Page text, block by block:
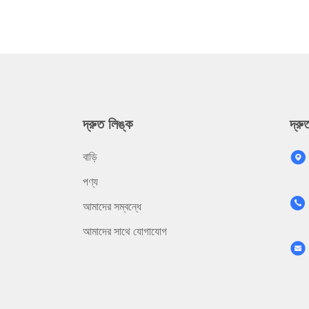
দ্রুত লিঙ্ক
বাড়ি
পণ্য
আমাদের সম্বন্ধে
আমাদের সাথে যোগাযোগ